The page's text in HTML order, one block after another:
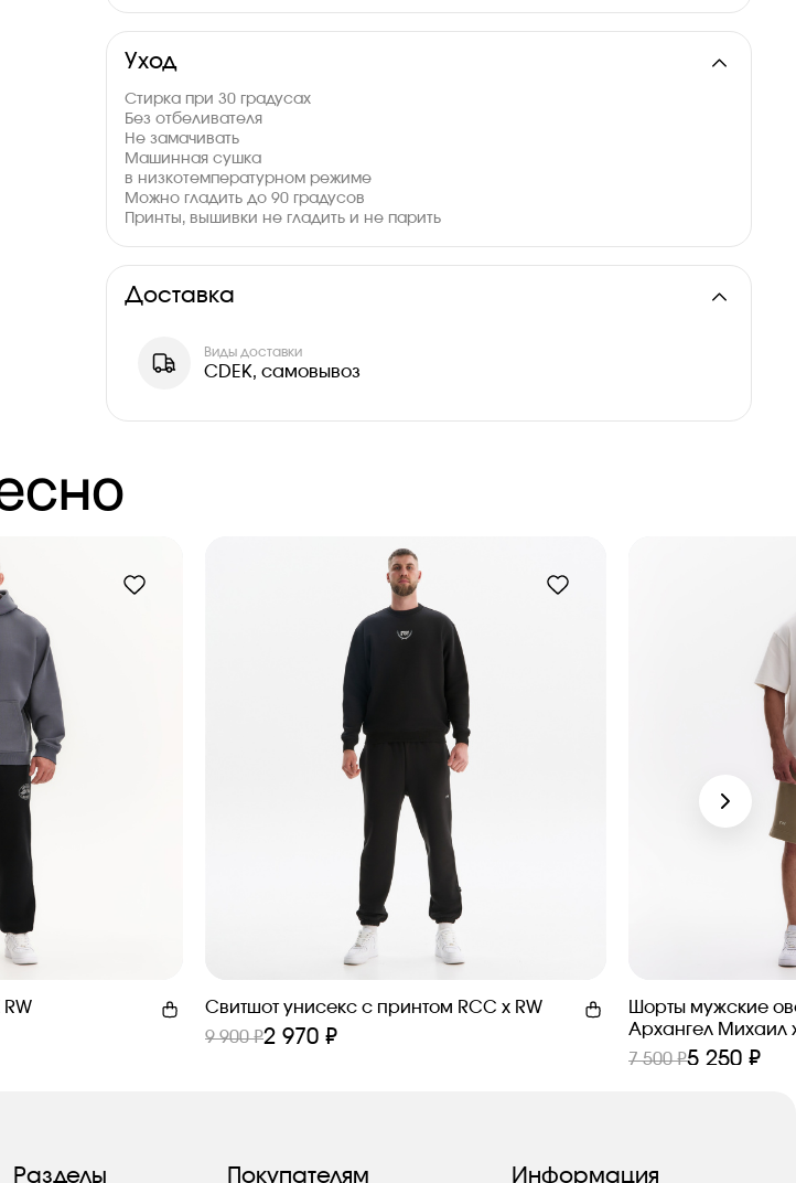
Уход
Стирка при 30 градусах
Без отбеливателя
Не замачивать
Машинная сушка
в низкотемпературном режиме
Можно гладить до 90 градусов
Принты, вышивки не гладить и не парить
Доставка
Виды доставки
CDEK, самовывоз
Свитшот унисекс с принтом RCC x RW
9 900 ₽2 970 ₽
Шорты мужские
Архангел Михаил
7 500 ₽5 250 ₽
Разделы Покупателям Информация